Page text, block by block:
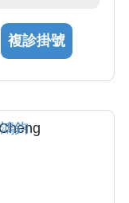
複診掛號